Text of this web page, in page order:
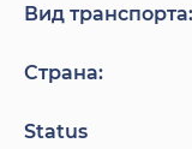
Вид транспорта:
Страна:
Status